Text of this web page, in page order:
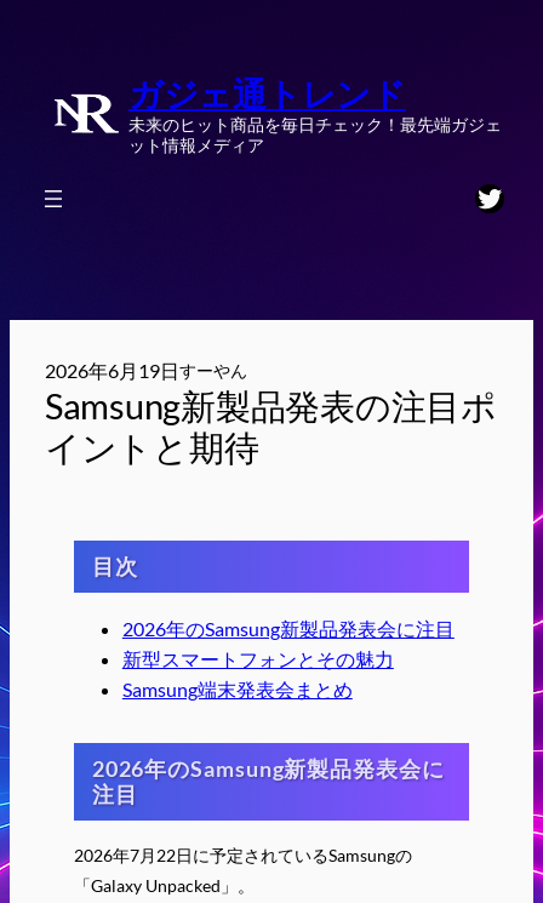
ガジェ通トレンド
未来のヒット商品を毎日チェック！最先端ガジェ
ット情報メディア
2026年6月19日すーやん
Samsung新製品発表の注目ポ
イントと期待
目次
2026年のSamsung新製品発表会に注目
新型スマートフォンとその魅力
Samsung端末発表会まとめ
2026年のSamsung新製品発表会に
注目
2026年7月22日に予定されているSamsungの
「Galaxy Unpacked」。